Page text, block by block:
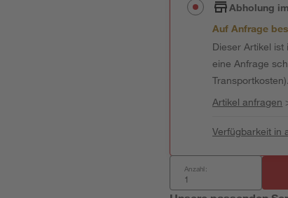
Abholung
Auf Anfrage
Dieser Artikel
eine Anfrage
Transportkosten).
Artikel anfragen
Verfügbarkeit in
Anzahl: